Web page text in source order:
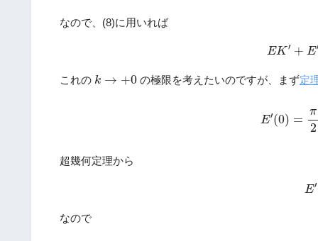
なので、(8)に用いれば
EK ′ + E
(9) E K′
これの k → +0
k →+ 0 の極限を考えたいのですが、まず定
E′(0) =
π
2
超幾何定理から
E′
なので